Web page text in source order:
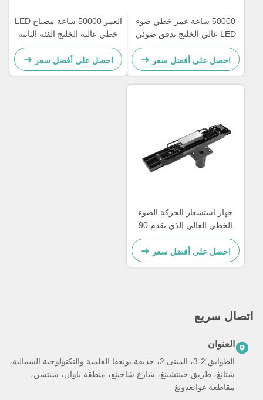
50000 ساعة عمر خطي ضوء
LED عالي الخليج تدفق ضوئي
مرتفع أكثر من 15 مناسب
لتطبيقات الإضاءة التجارية
احصل على أفضل سعر
العمر 50000 ساعة مصباح LED
خطي عالية الخليج الفئة الثانية
الفئة الكهربائية الاتحاد الأوروبي
مثالية للمستودعات والمناطق
الداخلية الكبيرة
احصل على أفضل سعر
جهاز استشعار الحركة الضوء
الخطي العالي الذي يقدم 90
درجة أو 120 درجة
احصل على أفضل سعر
اتصال سريع
العنوان
الطوابق 2-3، المبنى 2، حديقة يونغفا العلمية والتكنولوجية الشمالية،
شتانغ، طريق جينتشينغ، شارع شاجينغ، منطقة باوان، شنتشن،
مقاطعة غوانغدونغ